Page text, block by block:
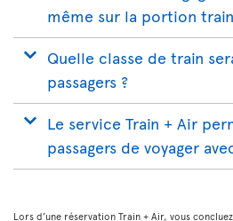
même sur la portion
Quelle classe de train
passagers ?
Le service Train + Air
passagers de voyager
Lors d’une réservation Train + Air, vous